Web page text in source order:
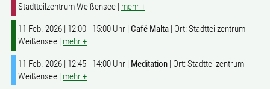
Stadtteilzentrum Weißensee | mehr +
11 Feb. 2026 | 12:00 - 15:00 Uhr | Café Malta | Ort: Stadtteilzentrum
Weißensee | mehr +
11 Feb. 2026 | 12:45 - 14:00 Uhr | Meditation | Ort: Stadtteilzentrum
Weißensee | mehr +